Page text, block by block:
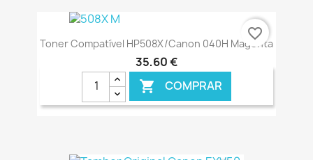
Toner Compatível HP508X/Canon 040H Magenta
35,60 €
 COMPRAR
favorite_border